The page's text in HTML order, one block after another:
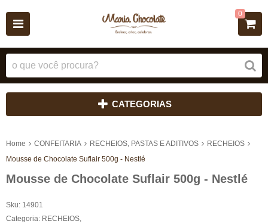
0
CATEGORIAS
Home CONFEITARIA RECHEIOS, PASTAS E ADITIVOS
RECHEIOS
Mousse de Chocolate Suflair 500g - Nestlé
Mousse de Chocolate Suflair 500g - Nestlé
Sku: 14901
Categoria: RECHEIOS